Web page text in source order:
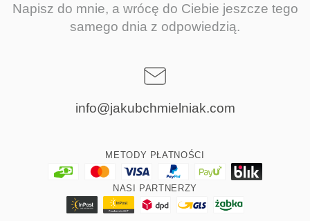
Napisz do mnie, a wrócę do Ciebie jeszcze tego
samego dnia z odpowiedzią.
info@jakubchmielniak.com
METODY PŁATNOŚCI
NASI PARTNERZY